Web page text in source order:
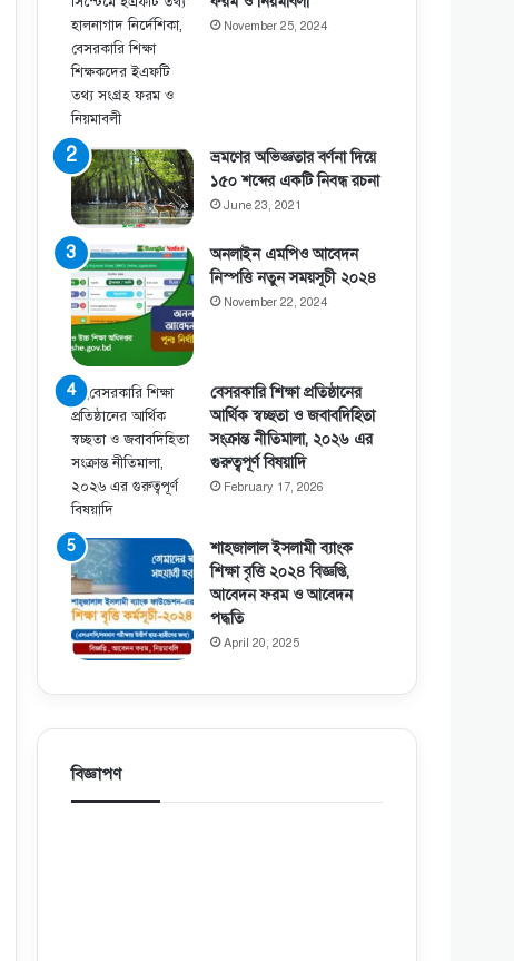
November 25, 2024
ভ্রমণের অভিজ্ঞতার বর্ণনা দিয়ে
১৫০ শব্দের একটি নিবন্ধ রচনা
June 23, 2021
অনলাইন এমপিও আবেদন
নিস্পত্তি নতুন সময়সূচী ২০২৪
November 22, 2024
বেসরকারি শিক্ষা প্রতিষ্ঠানের
আর্থিক স্বচ্ছতা ও জবাবদিহিতা
সংক্রান্ত নীতিমালা, ২০২৬ এর
গুরুত্বপূর্ণ বিষয়াদি
February 17, 2026
শাহজালাল ইসলামী ব্যাংক
শিক্ষা বৃত্তি ২০২৪ বিজ্ঞপ্তি,
আবেদন ফরম ও আবেদন
পদ্ধতি
April 20, 2025
বিজ্ঞাপণ